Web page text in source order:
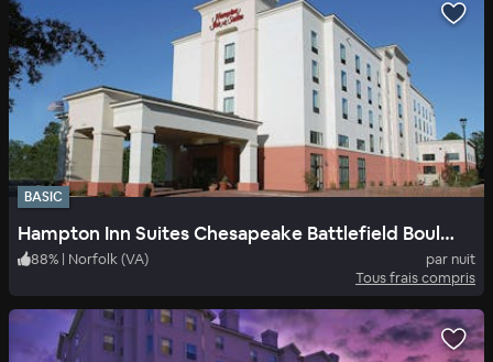
BASIC
Hampton Inn Suites Chesapeake Battlefield Boulevard
88% | Norfolk (VA)
par nuit
Tous frais compris